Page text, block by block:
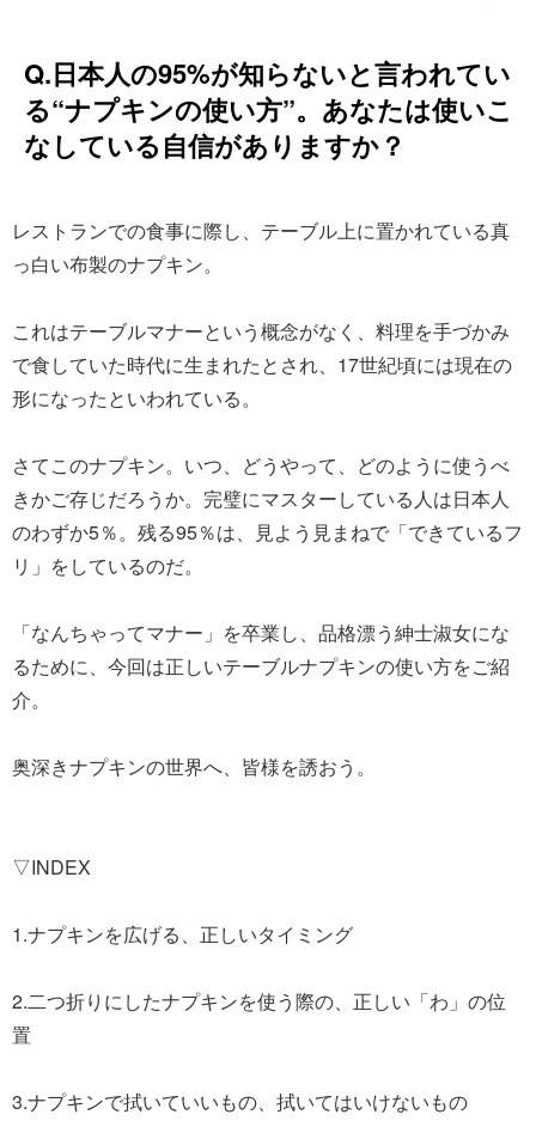
Q.日本人の95%が知らないと言われてい
る“ナプキンの使い方”。あなたは使いこ
なしている自信がありますか？
レストランでの食事に際し、テーブル上に置かれている真
っ白い布製のナプキン。
これはテーブルマナーという概念がなく、料理を手づかみ
で食していた時代に生まれたとされ、17世紀頃には現在の
形になったといわれている。
さてこのナプキン。いつ、どうやって、どのように使うべ
きかご存じだろうか。完璧にマスターしている人は日本人
のわずか5％。残る95％は、見よう見まねで「できているフ
リ」をしているのだ。
「なんちゃってマナー」を卒業し、品格漂う紳士淑女にな
るために、今回は正しいテーブルナプキンの使い方をご紹
介。
奥深きナプキンの世界へ、皆様を誘おう。
▽INDEX
1.ナプキンを広げる、正しいタイミング
2.二つ折りにしたナプキンを使う際の、正しい「わ」の位
置
3.ナプキンで拭いていいもの、拭いてはいけないもの